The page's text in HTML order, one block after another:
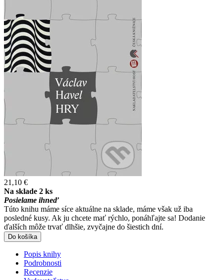
21,10 €
Na sklade 2 ks
Posielame ihneď
Túto knihu máme síce aktuálne na sklade, máme však už iba
posledné kusy. Ak ju chcete mať rýchlo, ponáhľajte sa! Dodanie
ďalších môže trvať dlhšie, zvyčajne do šiestich dní.
Do košíka
Popis knihy
Podrobnosti
Recenzie